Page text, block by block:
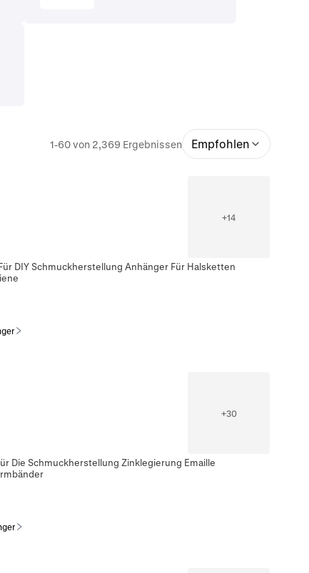
1-60 von 2,369 Ergebnissen Empfohlen
+14
DIY Schmuckherstellung Anhänger Für Halsketten
+30
Die Schmuckherstellung Zinklegierung Emaille